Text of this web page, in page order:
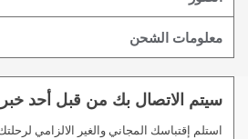
معلومات الشحن
سيتم الاتصال بك من قبل أحد
استلم إقتباسك المجاني والغير الالزامي